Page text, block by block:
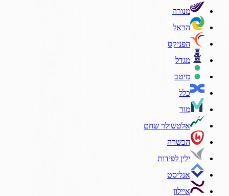
מנורה
הראל
הפניקס
מגדל
מיטב
כלל
מור
אלטשולר שחם
הכשרה
ילין לפידות
אנליסט
איילון